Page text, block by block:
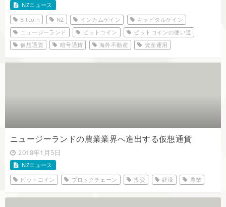
NZニュース
Bitcoin
NZ インカムゲイン
キャピタルゲイン
ニュージーランド
ビットコイン
ビットコインの使い道
仮想通貨
暗号通貨 海外不動産 資産運用
ニュージーランドの農業業界へ進出する仮想通貨
2018年1月5日
NZニュース
ビットコイン
ブロックチェーン 投資 経済 農業